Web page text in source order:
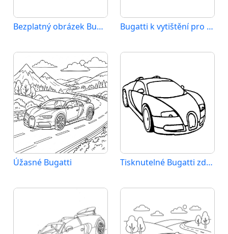
Bezplatný obrázek Bugatti Bugatti k vytištění pro děti
Úžasné Bugatti Tisknutelné Bugatti zdarma